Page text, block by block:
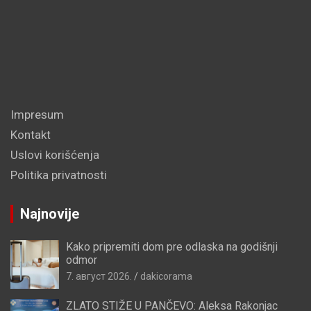
Impresum
Kontakt
Uslovi korišćenja
Politika privatnosti
Najnovije
Kako pripremiti dom pre odlaska na godišnji
odmor
7. август 2026. dakicorama
ZLATO STIŽE U PANČEVO: Aleksa Rakonjac